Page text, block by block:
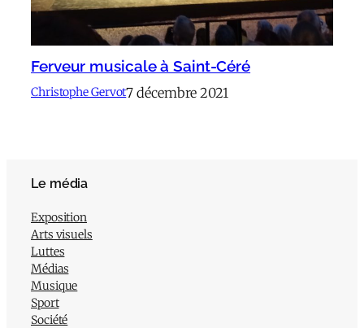
Ferveur musicale à Saint-Céré
Christophe Gervot7 décembre 2021
Le média
Exposition
Arts visuels
Luttes
Médias
Musique
Sport
Société